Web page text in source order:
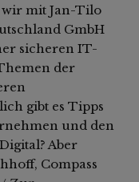
mit Jan-Tilo
GmbH
sicheren IT-
der
gibt es Tipps
und den
Aber
Compass